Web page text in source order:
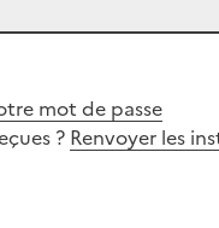
mot de passe
? Renvoyer les